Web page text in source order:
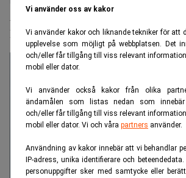
Vi använder oss av kakor
Vi använder kakor och liknande tekniker för att
upplevelse som möjligt på webbplatsen. Det
och/eller får tillgång till viss relevant
mobil eller dator.
Vi använder också kakor från olika
ändamålen som listas nedan som
och/eller får tillgång till viss relevant
mobil eller dator. Vi och våra partners använder.
Användning av kakor innebär att vi behandlar
IP-adress, unika identifierare och
personuppgifter sker med samtycke eller
Andreas Malmberg ny delägare på
Partners